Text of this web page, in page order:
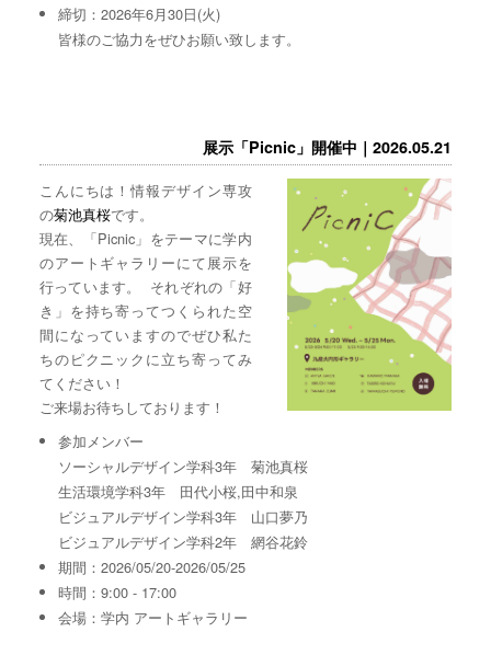
締切：2026年6月30日(火)
皆様のご協力をぜひお願い致します。
展示「Picnic」開催中｜2026.05.21
こんにちは！情報デザイン専攻
の菊池真桜です。
現在、「Picnic」をテーマに学内
のアートギャラリーにて展示を
行っています。 それぞれの「好
き」を持ち寄ってつくられた空
間になっていますのでぜひ私た
ちのピクニックに立ち寄ってみ
てください！
ご来場お待ちしております！
参加メンバー
ソーシャルデザイン学科3年 菊池真桜
生活環境学科3年 田代小桜,田中和泉
ビジュアルデザイン学科3年 山口夢乃
ビジュアルデザイン学科2年 網谷花鈴
期間：2026/05/20-2026/05/25
時間：9:00 - 17:00
会場：学内 アートギャラリー